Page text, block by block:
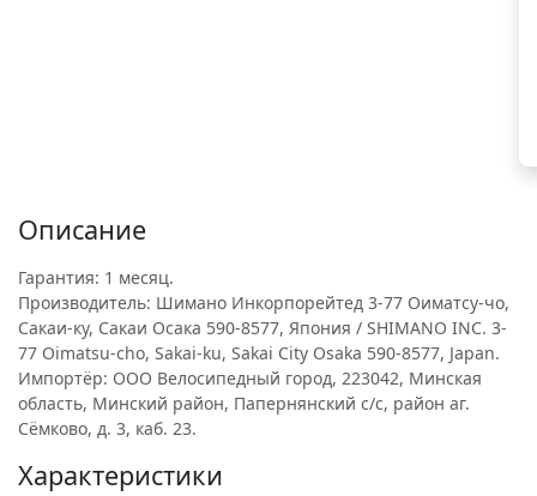
Описание
Гарантия: 1 месяц.
Производитель: Шимано Инкорпорейтед 3-77 Оиматсу-чо,
Сакаи-ку, Сакаи Осака 590-8577, Япония / SHIMANO INC. 3-
77 Oimatsu-cho, Sakai-ku, Sakai City Osaka 590-8577, Japan.
Импортёр: ООО Велосипедный город, 223042, Минская
область, Минский район, Папернянский с/с, район аг.
Сёмково, д. 3, каб. 23.
Характеристики